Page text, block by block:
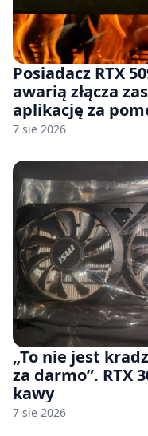
Posiadacz RTX
awarią złącza
aplikację za
7 sie 2026
„To nie jest
za darmo”. RTX
kawy
7 sie 2026